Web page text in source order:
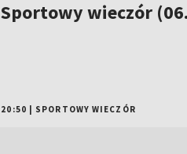
Sportowy wieczór
20:50 | SPORTOWY WIECZÓR